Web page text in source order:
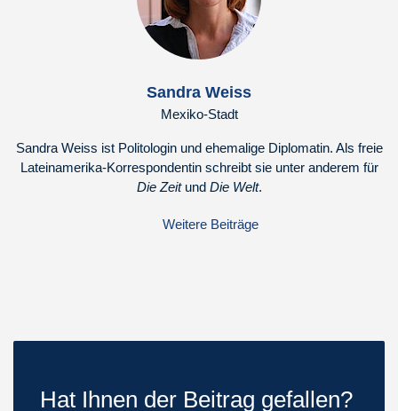
Sandra Weiss
Mexiko-Stadt
Sandra Weiss ist Politologin und ehemalige Diplomatin. Als freie
Lateinamerika-Korrespondentin schreibt sie unter anderem für
Die Zeitund Die Welt.
Weitere Beiträge
Hat Ihnen der Beitrag gefallen?